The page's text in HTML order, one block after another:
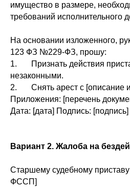
имущество в размере,
требований исполнительного
На основании изложенного,
123 ФЗ №229-ФЗ, прошу:
1. Признать действия
незаконными.
2. Снять арест с [описание
Приложения: [перечень
Дата: [дата] Подпись: [подпись]
Вариант 2. Жалоба на
Старшему судебному
ФССП]